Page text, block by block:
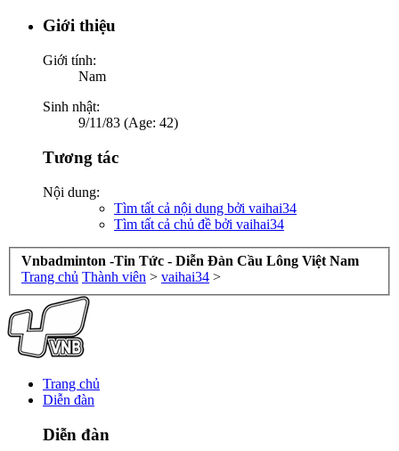
Giới thiệu
Giới tính:
Nam
Sinh nhật:
9/11/83 (Age: 42)
Tương tác
Nội dung:
Tìm tất cả nội dung bởi vaihai34
Tìm tất cả chủ đề bởi vaihai34
Vnbadminton -Tin Tức - Diễn Đàn Cầu Lông Việt Nam
Trang chủ Thành viên > vaihai34 >
Trang chủ
Diễn đàn
Diễn đàn